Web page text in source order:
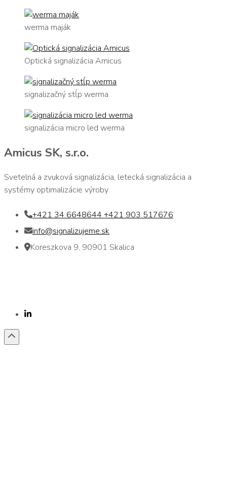
werma maják
Optická signalizácia Amicus
signalizačný stĺp werma
signalizácia micro led werma
Amicus SK, s.r.o.
Svetelná a zvuková signalizácia, letecká signalizácia a
systémy optimalizácie výroby
+421 34 6648644 +421 903 517676
info@signalizujeme.sk
Koreszkova 9, 90901 Skalica